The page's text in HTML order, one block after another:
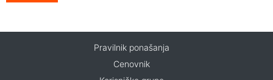
Pravilnik ponašanja
Cenovnik